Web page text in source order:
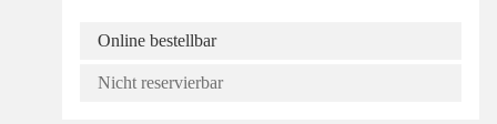
Online bestellbar
Nicht reservierbar